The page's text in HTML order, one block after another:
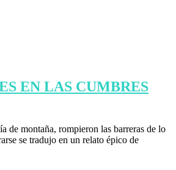
EN LAS CUMBRES
de montaña, rompieron las barreras de lo
se tradujo en un relato épico de